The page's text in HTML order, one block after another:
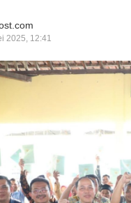
2025, 12:41